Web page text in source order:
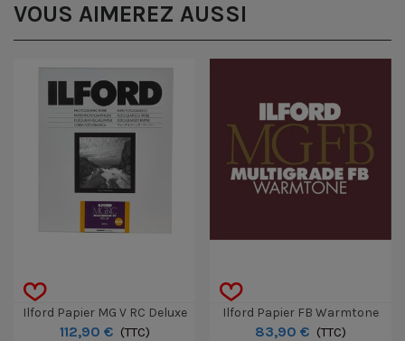
VOUS AIMEREZ AUSSI
Ilford Papier MG V RC Deluxe
Perle 24 X 30,5 Cm 50 Feuilles
112,90 € (TTC)
Ilford Papier FB Warmtone
Brillant 30,5 X 40,6 Cm 10f
83,90 € (TTC)